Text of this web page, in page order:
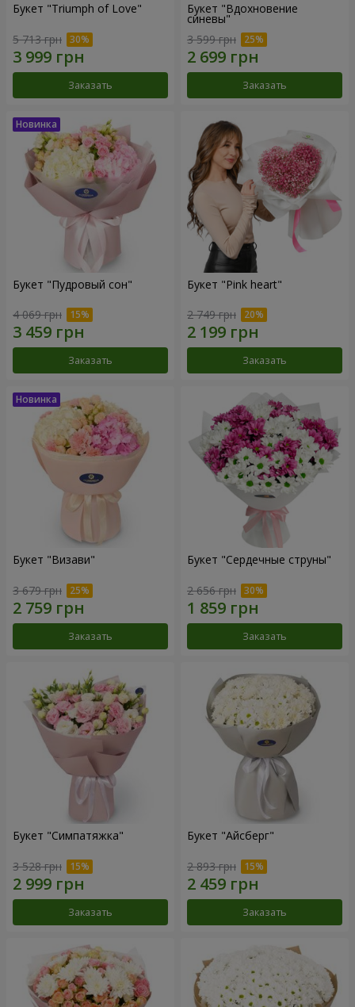
Букет "Triumph of Love"
5 713 грн
Заказать
Букет "Вдохновение
синевы"
3 599 грн
Заказать
Букет "Пудровый сон"
4 069 грн
Заказать
Букет "Pink heart"
2 749 грн
Заказать
Букет "Визави"
3 679 грн
Заказать
Букет "Сердечные струны"
2 656 грн
Заказать
Букет "Симпатяжка"
3 528 грн
Заказать
Букет "Айсберг"
2 893 грн
Заказать